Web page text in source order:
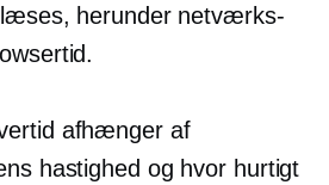
herunder netværks-
afhænger af
hastighed og hvor hurtigt